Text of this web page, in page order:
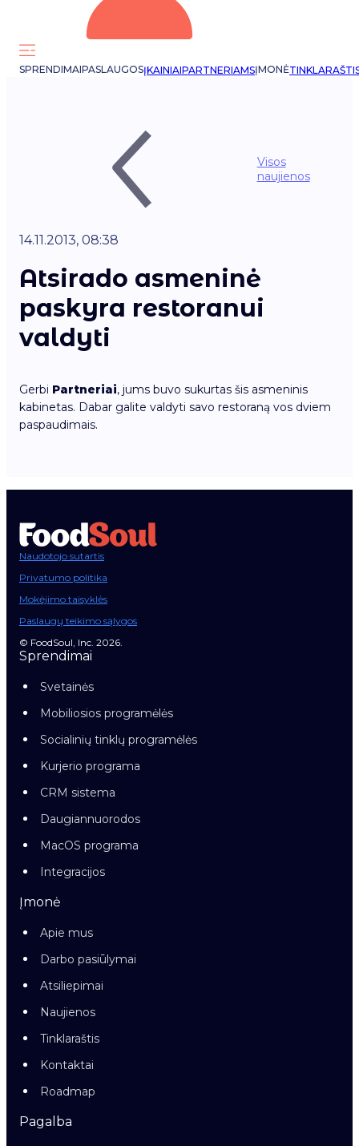
SPRENDIMAIPASLAUGOSĮKAINIAIPARTNERIAMSĮMONĖ
Visos
naujienos
14.11.2013, 08:38
Atsirado asmeninė
paskyra restoranui
valdyti
Gerbi Partneriai, jums buvo sukurtas šis asmeninis
kabinetas. Dabar galite valdyti savo restoraną vos dviem
paspaudimais.
Naudotojo sutartis
Privatumo politika
Mokėjimo taisyklės
Paslaugų teikimo sąlygos
© FoodSoul, Inc. 2026.
Sprendimai
Svetainės
Mobiliosios programėlės
Socialinių tinklų programėlės
Kurjerio programa
CRM sistema
Daugiannuorodos
MacOS programa
Integracijos
Įmonė
Apie mus
Darbo pasiūlymai
Atsiliepimai
Naujienos
Tinklaraštis
Kontaktai
Roadmap
Pagalba